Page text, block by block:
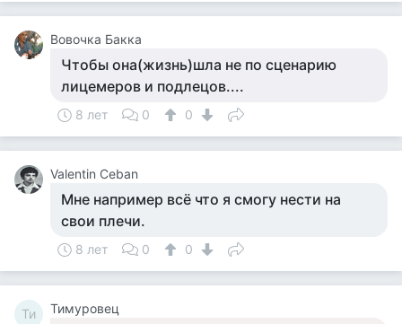
Вовочка Бакка
Чтобы она(жизнь)шла не по сценарию
лицемеров и подлецов....
8 лет 0 0
Valentin Ceban
Мне например всё что я смогу нести на
свои плечи.
8 лет 0 0
Ти Тимуровец